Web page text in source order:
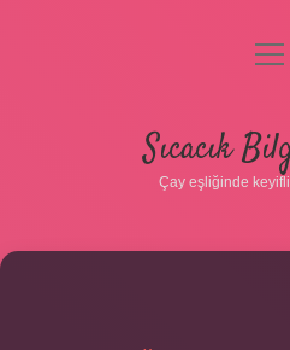
Gizlilik
Sıcacık
Çay eşliğinde